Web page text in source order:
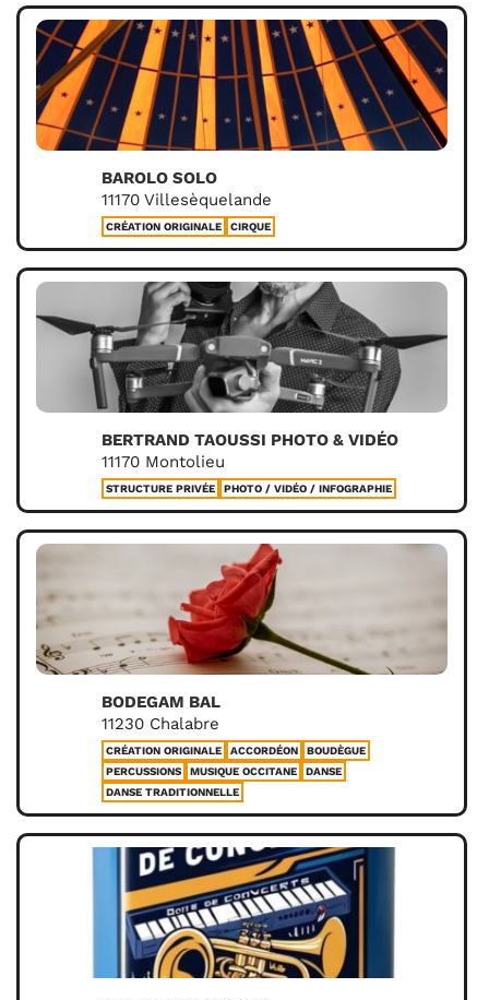
BAROLO SOLO
11170 Villesèquelande
CRÉATION ORIGINALE CIRQUE
BERTRAND TAOUSSI PHOTO & VIDÉO
11170 Montolieu
STRUCTURE PRIVÉE PHOTO / VIDÉO / INFOGRAPHIE
BODEGAM BAL
11230 Chalabre
CRÉATION ORIGINALE ACCORDÉON
BOUDÈGUE
PERCUSSIONS
MUSIQUE OCCITANE
DANSE
DANSE TRADITIONNELLE